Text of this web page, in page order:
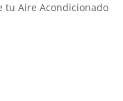
tu Aire Acondicionado